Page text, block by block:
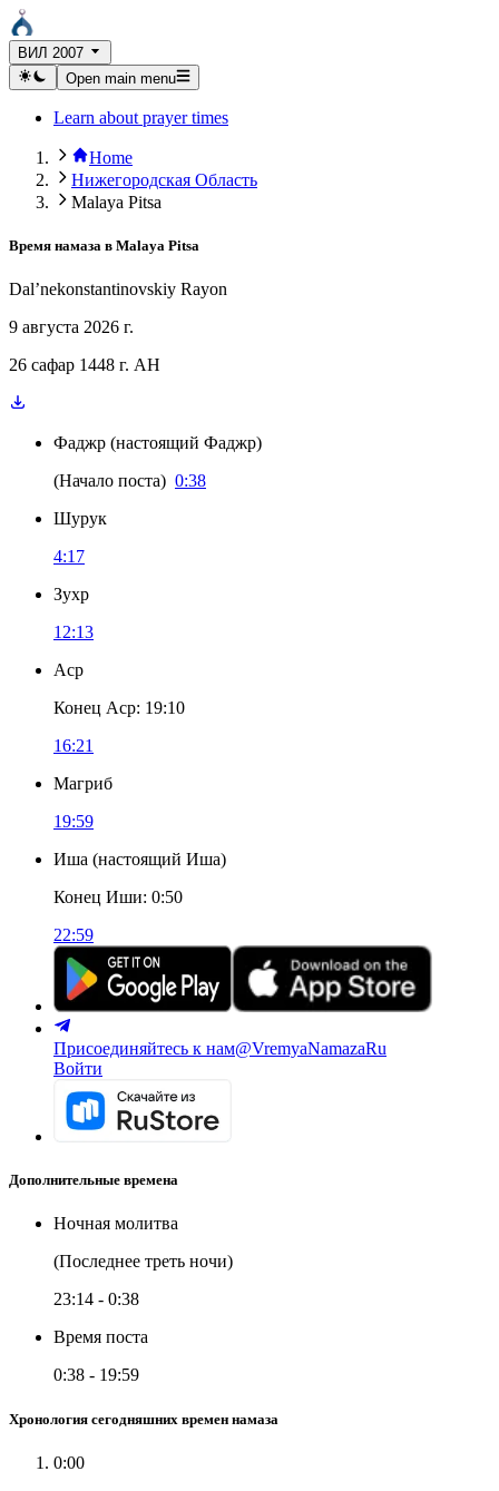
ВИЛ 2007
Open main menu
Learn about prayer times
Home
Нижегородская Область
Malaya Pitsa
Время намаза в Malaya Pitsa
Dal’nekonstantinovskiy Rayon
9 августа 2026 г.
26 сафар 1448 г. AH
Фаджр (настоящий Фаджр)
(Начало поста) 0:38
Шурук
4:17
Зухр
12:13
Аср
Конец Аср: 19:10
16:21
Магриб
19:59
Иша (настоящий Иша)
Конец Иши: 0:50
22:59
Присоединяйтесь к нам@VremyaNamazaRu
Войти
Дополнительные времена
Ночная молитва
(Последнее треть ночи)
23:14 - 0:38
Время поста
0:38 - 19:59
Хронология сегодняшних времен намаза
0:00